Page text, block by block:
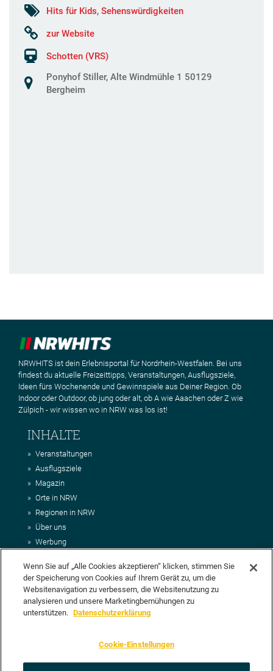
Hits für Kids, Sehenswürdigkeiten
zur Website
Schotten (VRS)
Ponyhof Stiller, Alte Windmühle 1 50129
Bergheim
NRWHITS ist dein Erlebnisportal für Nordrhein-Westfalen. Bei uns
findest du aktuelle Freizeittipps, Veranstaltungen, Ausflugsziele,
Ideen fürs Wochenende und Gewinnspiele aus Deiner Region. Ob
Indoor oder Outdoor, ob jung oder alt, ob A wie Aaachen oder Z wie
Zülpich - wir wissen wo in NRW was los ist!
INHALTE
Veranstaltungen
Ausflugsziele
Magazin
Orte in NRW
Regionen in NRW
Über uns
Werbung
Impressum
AGB
Datenschutz
DEIN VORSCHLAG FÜR NRWHITS
vorschlagen? Klasse, dann nutze doch einfach
Wenn Sie auf „Alle Cookies akzeptieren“ klicken, stimmen Sie
der Speicherung von Cookies auf Ihrem Gerät zu, um die
Websitenavigation zu verbessern, die Websitenutzung zu
analysieren und unsere Marketingbemühungen zu
unterstützen. Datenschutzerklärung
Cookie-Einstellungen